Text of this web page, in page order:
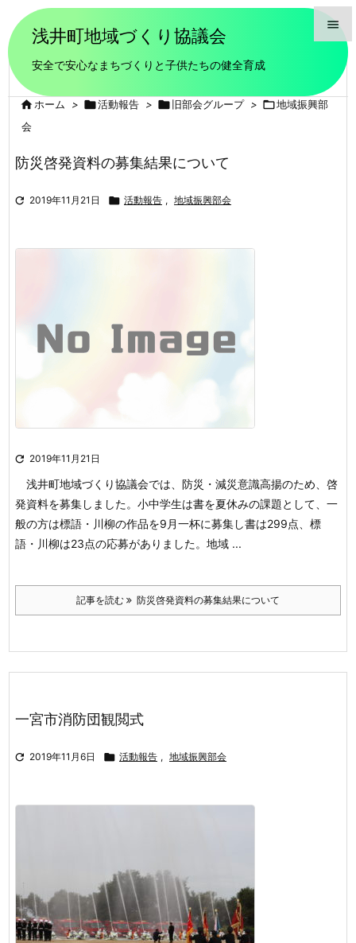
浅井町地域づくり協議会
安全で安心なまちづくりと子供たちの健全育成

メニュ

ホーム > 活動報告 > 旧部会グループ > 地域振興部
会
防災啓発資料の募集結果について
 2019年11月21日  活動報告 , 地域振興部会
 2019年11月21日
浅井町地域づくり協議会では、防災・減災意識高揚のため、啓
発資料を募集しました。 小中学生は書を夏休みの課題として、一
般の方は標語・川柳の作品を9月一杯に募集し書は299点、標
語・川柳は23点の応募がありました。地域 ...
記事を読む 防災啓発資料の募集結果について
一宮市消防団観閲式
 2019年11月6日  活動報告 , 地域振興部会